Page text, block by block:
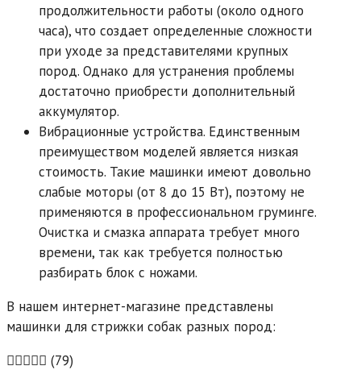
продолжительности работы (около одного
часа), что создает определенные сложности
при уходе за представителями крупных
пород. Однако для устранения проблемы
достаточно приобрести дополнительный
аккумулятор.
Вибрационные устройства. Единственным
преимуществом моделей является низкая
стоимость. Такие машинки имеют довольно
слабые моторы (от 8 до 15 Вт), поэтому не
применяются в профессиональном груминге.
Очистка и смазка аппарата требует много
времени, так как требуется полностью
разбирать блок с ножами.
В нашем интернет-магазине представлены
машинки для стрижки собак разных пород:
(79)